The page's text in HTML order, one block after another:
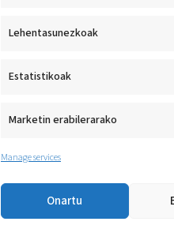
Lehentasunezkoak
Estatistikoak
Marketin erabilerarako
Manage services
Onartu